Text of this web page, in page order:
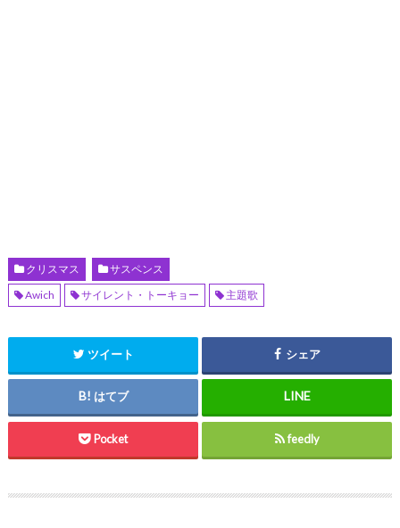
クリスマス
サスペンス
Awich
サイレント・トーキョー 主題歌
ツイート シェア
はてブ
Pocket feedly